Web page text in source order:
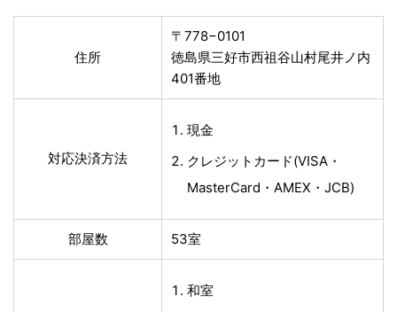
住所
〒778−0101
徳島県三好市西祖谷山村尾井ノ内
401番地
対応決済方法
現金
クレジットカード(VISA・
MasterCard・AMEX・JCB)
部屋数 53室
和室